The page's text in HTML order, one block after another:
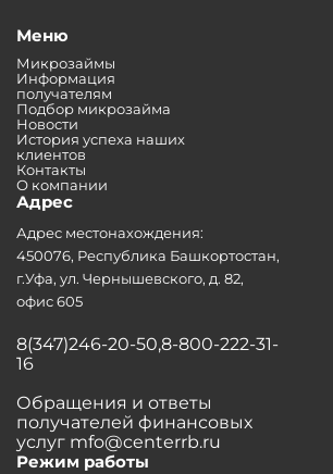
Меню
Микрозаймы
Информация
получателям
Подбор микрозайма
Новости
История успеха наших
клиентов
Контакты
О компании
Адрес
Адрес местонахождения:
450076, Республика Башкортостан,
г.Уфа, ул. Чернышевского, д. 82,
офис 605
8(347)246-20-50,8-800-222-31-
16
Обращения и ответы
получателей финансовых
услуг mfo@centerrb.ru
Режим работы